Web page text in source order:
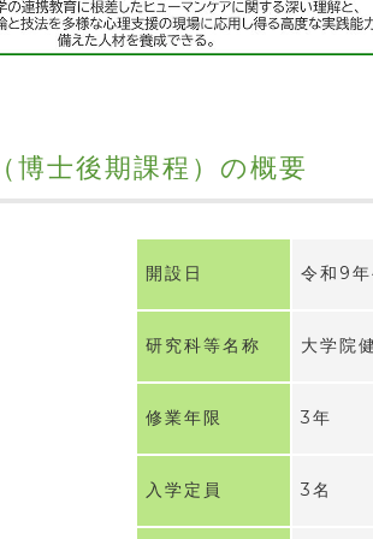
博士後期課程）の概要
開設日 令和9年
研究科等名称 大学院
修業年限 3年
入学定員 3名